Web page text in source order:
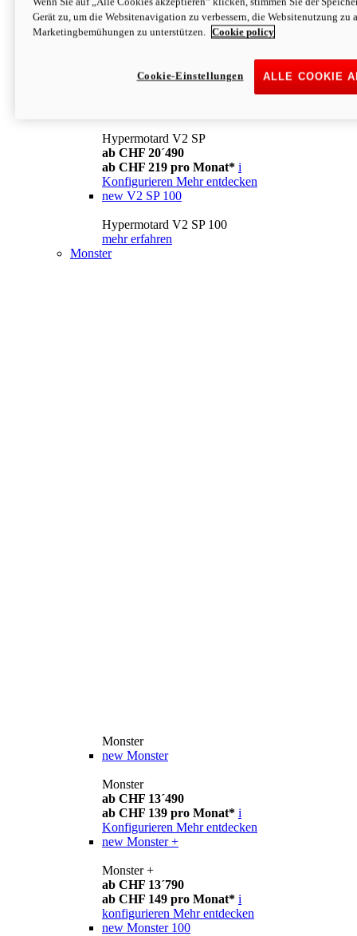
Konfigurieren Mehr entdecken
newV2
ab CHF 169 pro Monat* i
Mehr entdecken
Hypermotard V2 SP
ab CHF 20´490
ab CHF 219 pro Monat* i
Konfigurieren Mehr entdecken
new V2 SP 100
Hypermotard V2 SP 100
mehr erfahren
Monster
Monster
new Monster
Monster
ab CHF 13´490
ab CHF 139 pro Monat* i
Konfigurieren Mehr entdecken
new Monster +
Monster +
ab CHF 13´790
ab CHF 149 pro Monat* i
konfigurieren Mehr entdecken
new Monster 100
Gerät zu, um die Websitenavigation zu verbessern, die Websitenutzung zu
Marketingbemühungen zu unterstützen.
Cookie policy
ALLE COOKIE
Cookie-Einstellungen